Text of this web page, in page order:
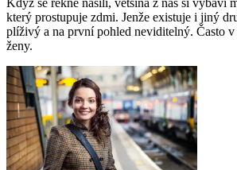
Když se řekne násilí, většina z nás si vybaví
který prostupuje zdmi. Jenže existuje i jiný
plíživý a na první pohled neviditelný. Často
ženy.